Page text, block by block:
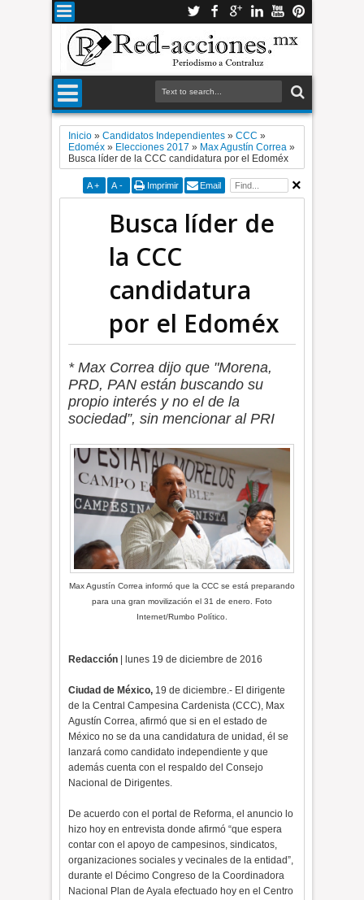
Inicio »Candidatos Independientes »CCC »
Edoméx » Elecciones 2017 » Max Agustín Correa »
Busca líder de la CCC candidatura por el Edoméx
A + A - Imprimir Email
Busca líder de
la CCC
candidatura
por el Edoméx
* Max Correa dijo que "Morena,
PRD, PAN están buscando su
propio interés y no el de la
sociedad”, sin mencionar al PRI
Max Agustín Correa informó que la CCC se está preparando
para una gran movilización el 31 de enero. Foto
Internet/Rumbo Político.
Redacción | lunes 19 de diciembre de 2016
Ciudad de México, 19 de diciembre.- El dirigente
de la Central Campesina Cardenista (CCC), Max
Agustín Correa, afirmó que si en el estado de
México no se da una candidatura de unidad, él se
lanzará como candidato independiente y que
además cuenta con el respaldo del Consejo
Nacional de Dirigentes.
De acuerdo con el portal de Reforma, el anuncio lo
hizo hoy en entrevista donde afirmó “que espera
contar con el apoyo de campesinos, sindicatos,
organizaciones sociales y vecinales de la entidad”,
durante el Décimo Congreso de la Coordinadora
Nacional Plan de Ayala efectuado hoy en el Centro